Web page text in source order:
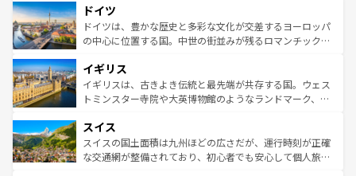
せる。地方によって風土や気候が異なるスペインはその個
性で訪れる人を魅了する。 なお、新着のスペイン情報は コ
ンテンツ一覧を参照してほしい。
で、幅広い魅力が詰まっている。華麗な宮殿、歴史的な大
聖堂、美しいビーチ、そして豊かな自然が、訪れる者を心
から魅了する。また、フランスは美食の国としても知ら
いる。シャンパンの発祥地であるランス、プロヴァンスの
香り高いラベンダー畑など、多彩な楽しみ方が可能だ。さ
らに、パリ以外の地域にも魅力が溢れており、どの街角に
れる地方に足を運ぶとそれぞれで全く異なる文化を体験で
きるだろう。 なお、新着のフランス情報はコンテンツ一覧
を参照してほしい。
ドイツ
ドイツは、豊かな歴史と多彩な文化が交差するヨーロッパ
の中心に位置する国。中世の街並みが残るロマンチック街
顔を持つこの国は、どこを歩いても飽きることがない。ベ
ルリンの文化的活気、バイエルン州のアルプスの絶景、そ
してライン川沿いのワイン畑といった風景は必見。ビール
は、お酒好きな人にはぜひ体験してほしい。 なお、新着の
ドイツ情報はコンテンツ一覧を参照してほしい。
イギリス
イギリスは、古きよき伝統と最先端が共存する国。ウェス
トミンスター寺院や大英博物館のようなランドマーク、歴
リアごとに異なる魅力がある。また、優雅なアフタヌーン
ティー、ビール好きにはたまらない英国パブ、サッカー観
戦など、本場だからこそできる体験も豊富。イギリスを旅
スイス
スイスの国土面積は九州ほどの広さだが、運行時刻が正確
な交通網が整備されており、初心者でも安心して個人旅行